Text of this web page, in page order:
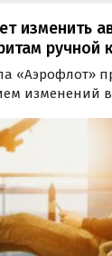
изменить
ручной
«Аэрофлот»
изменений